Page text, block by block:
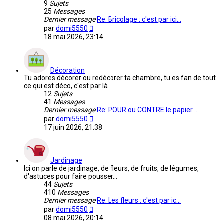
9 Sujets
25 Messages
Dernier message Re: Bricolage : c'est par ici…
pardomi5550
le
18 mai 2026, 23:14
Décoration
Tu adores décorer ou redécorer ta chambre, tu es fan de tout
ce qui est déco, c'est par là
12 Sujets
41 Messages
Dernier message Re: POUR ou CONTRE le papier …
pardomi5550
le
17 juin 2026, 21:38
Jardinage
Ici on parle de jardinage, de fleurs, de fruits, de légumes,
d'astuces pour faire pousser...
44 Sujets
410 Messages
Dernier message Re: Les fleurs : c'est par ic…
pardomi5550
le
08 mai 2026, 20:14